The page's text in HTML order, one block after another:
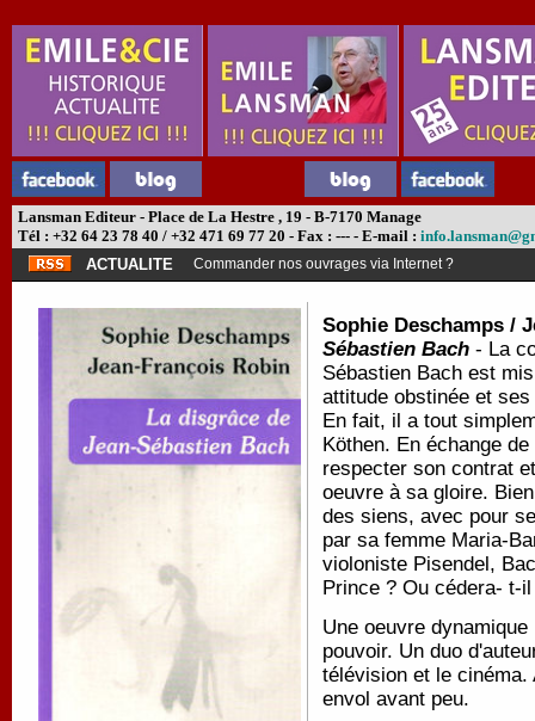
Lansman Editeur - Place de La Hestre , 19 - B-7170 Manage
Tél : +32 64 23 78 40 / +32 471 69 77 20 - Fax : --- - E-mail :
ACTUALITE
Commander nos ouvrages via Internet ?
Sophie Deschamps /
Sébastien Bach - La
Sébastien Bach est
attitude obstinée et
En fait, il a tout
Köthen. En échange
respecter son contrat
oeuvre à sa gloire.
des siens, avec pour
par sa femme Maria-
violoniste Pisendel,
Prince ? Ou cédera- t-
Une oeuvre
pouvoir. Un duo
télévision et le cinéma.
envol avant peu.